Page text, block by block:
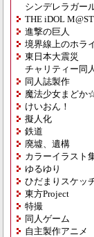
シンデレラガー
THE iDOL
進撃の巨人
境界線上のホラ
東日本大震災
チャリティー同
同人誌製作
魔法少女まどか
けいおん！
擬人化
鉄道
廃墟、遺構
カラーイラスト
ゆるゆり
ひだまりスケッ
東方Project
特撮
同人ゲーム
自主製作アニメ